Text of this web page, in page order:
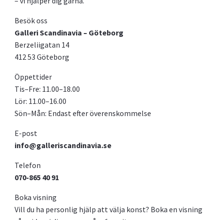
Besök oss
Galleri Scandinavia – Göteborg
Berzeliigatan 14
412 53 Göteborg
Öppettider
Tis–Fre: 11.00–18.00
Lör: 11.00–16.00
Sön–Mån: Endast efter överenskommelse
E-post
info@galleriscandinavia.se
Telefon
070-865 40 91
Boka visning
Vill du ha personlig hjälp att välja konst? Boka en visning